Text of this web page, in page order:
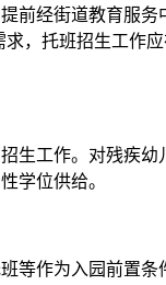
经街道教育服务
，托班招生工作
工作。对残疾幼
学位供给。
作为入园前置条